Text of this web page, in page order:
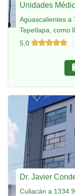
Unidades
Aguascalientes a
Tepetlapa, como
5,0
Dr. Javier
Culiacán a